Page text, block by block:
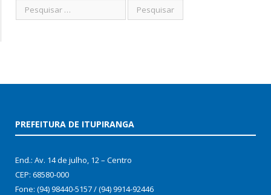
PREFEITURA DE ITUPIRANGA
End.: Av. 14 de julho, 12 – Centro
CEP: 68580-000
Fone: (94) 98440-5157 / (94) 9914-92446